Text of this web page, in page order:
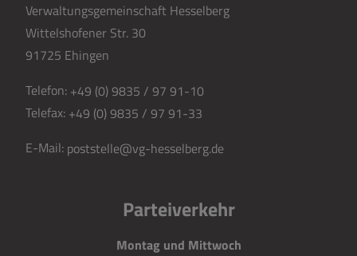
Verwaltungsgemeinschaft Hesselberg
Wittelshofener Str. 30
91725 Ehingen
Telefon: +49 (0) 9835 / 97 91-10
Telefax: +49 (0) 9835 / 97 91-33
E-Mail: poststelle@vg-hesselberg.de
Parteiverkehr
Montag und Mittwoch